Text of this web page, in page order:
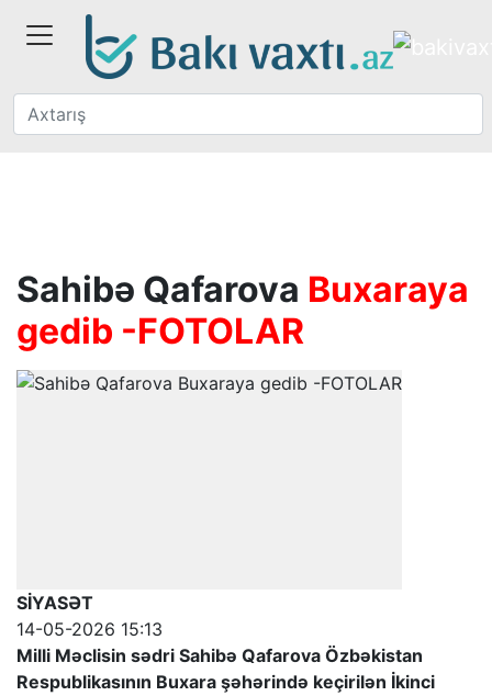
Sahibə Qafarova Buxaraya
gedib -FOTOLAR
SİYASƏT
14-05-2026 15:13
Milli Məclisin sədri Sahibə Qafarova Özbəkistan
Respublikasının Buxara şəhərində keçirilən İkinci